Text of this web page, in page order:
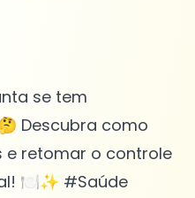
se tem
Descubra como
e retomar o controle
🍽️✨ #Saúde